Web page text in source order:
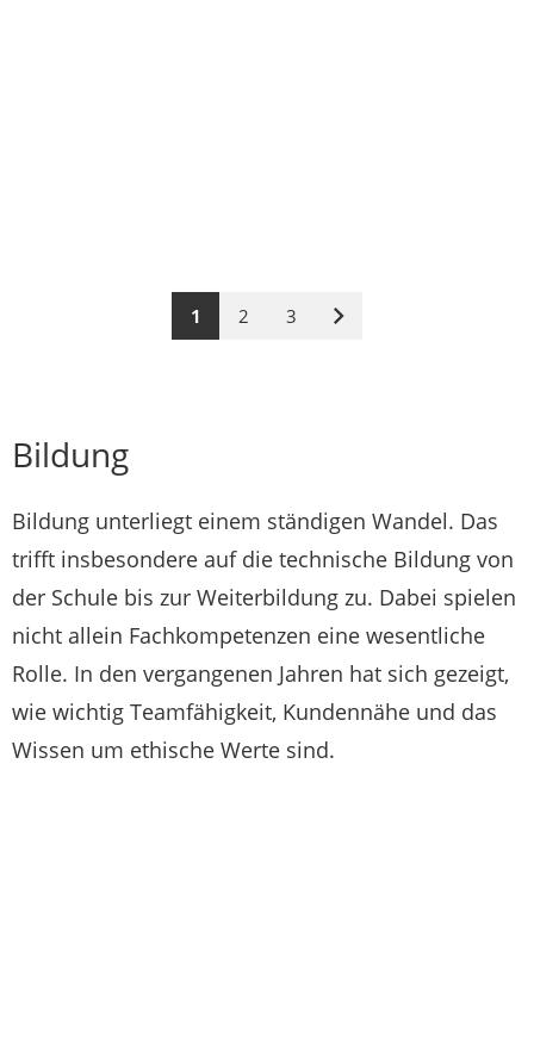
1 2 3
Nächste
Bildung
Bildung unterliegt einem ständigen Wandel. Das
trifft insbesondere auf die technische Bildung von
der Schule bis zur Weiterbildung zu. Dabei spielen
nicht allein Fachkompetenzen eine wesentliche
Rolle. In den vergangenen Jahren hat sich gezeigt,
wie wichtig Teamfähigkeit, Kundennähe und das
Wissen um ethische Werte sind.